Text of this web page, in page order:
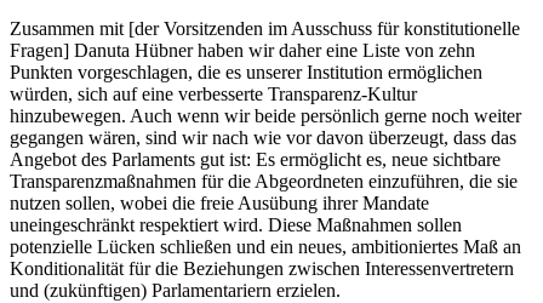
Zusammen mit [der Vorsitzenden im Ausschuss für konstitutionelle
Fragen] Danuta Hübner haben wir daher eine Liste von zehn
Punkten vorgeschlagen, die es unserer Institution ermöglichen
würden, sich auf eine verbesserte Transparenz-Kultur
hinzubewegen. Auch wenn wir beide persönlich gerne noch weiter
gegangen wären, sind wir nach wie vor davon überzeugt, dass das
Angebot des Parlaments gut ist: Es ermöglicht es, neue sichtbare
Transparenzmaßnahmen für die Abgeordneten einzuführen, die sie
nutzen sollen, wobei die freie Ausübung ihrer Mandate
uneingeschränkt respektiert wird. Diese Maßnahmen sollen
potenzielle Lücken schließen und ein neues, ambitioniertes Maß an
Konditionalität für die Beziehungen zwischen Interessenvertretern
und (zukünftigen) Parlamentariern erzielen.